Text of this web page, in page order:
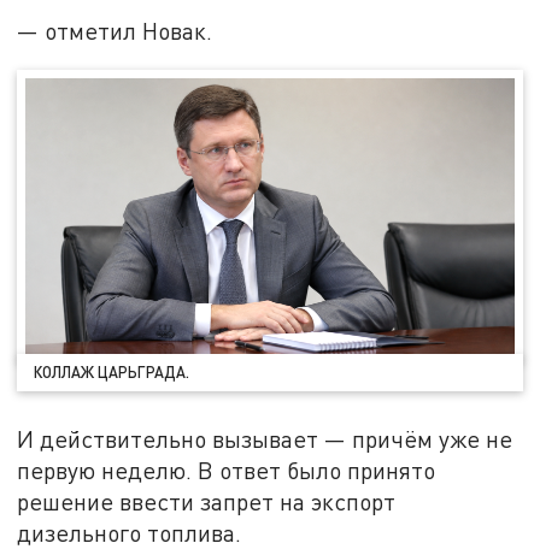
— отметил Новак.
КОЛЛАЖ ЦАРЬГРАДА.
И действительно вызывает — причём уже не
первую неделю. В ответ было принято
решение ввести запрет на экспорт
дизельного топлива.